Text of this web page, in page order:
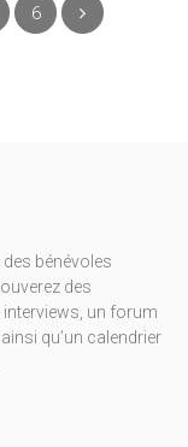
6 Suivant
bénévoles
des
un forum
qu’un calendrier